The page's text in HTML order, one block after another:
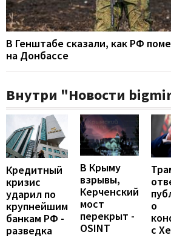
В Генштабе сказали, как РФ
на Донбассе
Внутри "Новости
Кредитный
кризис
ударил по
крупнейшим
банкам РФ -
разведка
В Крыму
взрывы,
Керченский
мост
перекрыт -
OSINT
о
с